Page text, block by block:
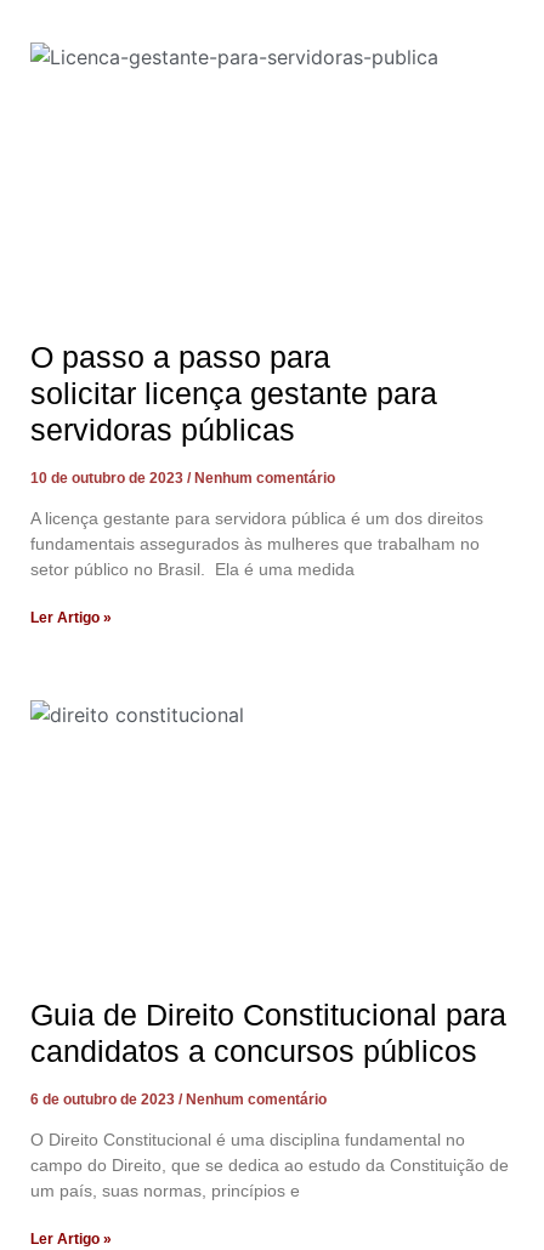
O passo a passo para
solicitar licença gestante para
servidoras públicas
10 de outubro de 2023 Nenhum comentário
A licença gestante para servidora pública é um dos direitos
fundamentais assegurados às mulheres que trabalham no
setor público no Brasil. Ela é uma medida
Ler Artigo »
Guia de Direito Constitucional para
candidatos a concursos públicos
6 de outubro de 2023 Nenhum comentário
O Direito Constitucional é uma disciplina fundamental no
campo do Direito, que se dedica ao estudo da Constituição de
um país, suas normas, princípios e
Ler Artigo »